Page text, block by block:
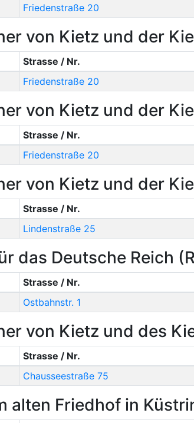
Friedenstraße 20
von Kietz und der
Strasse / Nr.
Friedenstraße 20
von Kietz und der
Strasse / Nr.
Friedenstraße 20
von Kietz und der
Strasse / Nr.
Lindenstraße 25
das Deutsche Reich
Strasse / Nr.
Ostbahnstr. 1
von Kietz und des
Strasse / Nr.
Chausseestraße 75
alten Friedhof in